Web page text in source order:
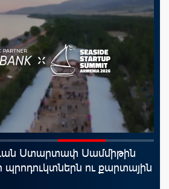
Ստարտափ Սամմիթին
պրոդուկտներն ու քարտային